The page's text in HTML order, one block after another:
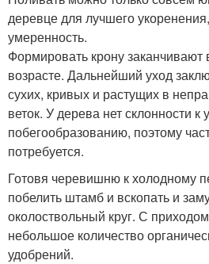
деревце для лучшего
умеренность.
Формировать крону заканчивают
возрасте. Дальнейший уход
сухих, кривых и растущих в
веток. У дерева нет склонности к
побегообразованию, поэтому
потребуется.
Готовя черевишню к холодному
побелить штамб и вскопать и
околоствольный круг. С
небольшое количество
удобрений.